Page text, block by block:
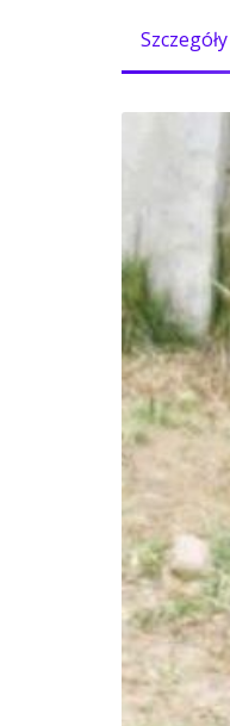
Szczegóły